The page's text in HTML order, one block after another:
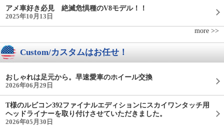
アメ車好き必見 絶滅危惧種のV8モデル！！
2025年10月13日
more >>
Custom/カスタムはお任せ！
おしゃれは足元から。早速愛車のホイール交換
2026年06月29日
T様のルビコン392ファイナルエディションにスカイワンタッチ用
ヘッドライナーを取り付けさせていただきました。
2026年05月30日